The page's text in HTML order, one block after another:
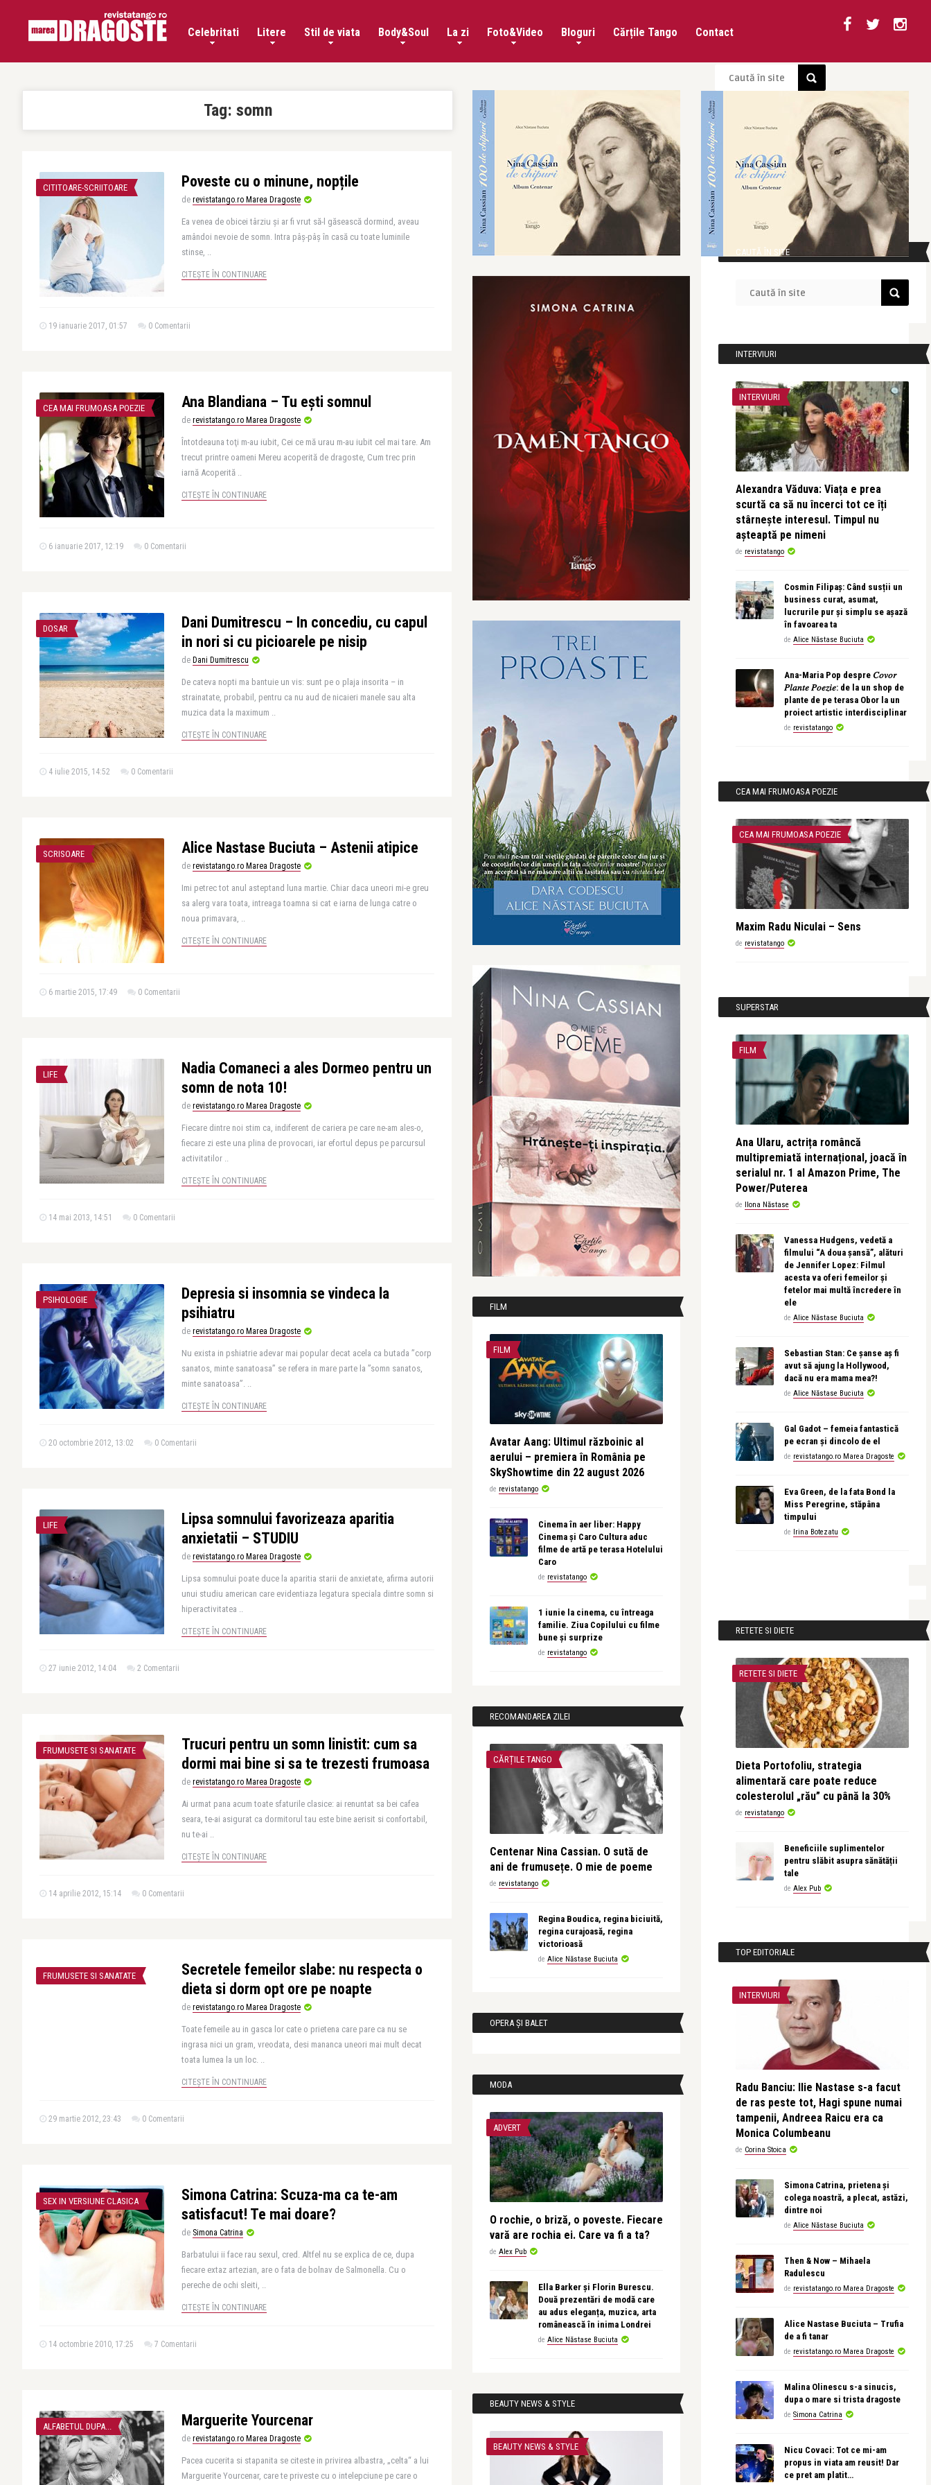
Celebritati Litere Stil de viata Body&Soul La zi Foto&Video Bloguri Cărțile Tango Contact
Tag: somn
CITITOARE-SCRIITOARE Poveste cu o minune, nopțile
de revistatango.ro Marea Dragoste
Ea venea de obicei târziu şi ar fi vrut să-l găsească dormind, aveau
amândoi nevoie de somn. Intra pâş-pâş în casă cu toate luminile
stinse, ..
CITEȘTE ÎN CONTINUARE
19 ianuarie 2017, 01:57 0 Comentarii
CEA MAI FRUMOASA POEZIE Ana Blandiana – Tu ești somnul
de revistatango.ro Marea Dragoste
Întotdeauna toţi m-au iubit, Cei ce mă urau m-au iubit cel mai tare. Am
trecut printre oameni Mereu acoperită de dragoste, Cum trec prin
iarnă Acoperită ..
CITEȘTE ÎN CONTINUARE
6 ianuarie 2017, 12:19 0 Comentarii
DOSAR
Dani Dumitrescu – In concediu, cu capul
in nori si cu picioarele pe nisip
de Dani Dumitrescu
De cateva nopti ma bantuie un vis: sunt pe o plaja insorita – in
strainatate, probabil, pentru ca nu aud de nicaieri manele sau alta
muzica data la maximum ..
CITEȘTE ÎN CONTINUARE
4 iulie 2015, 14:52 0 Comentarii
SCRISOARE Alice Nastase Buciuta – Astenii atipice
de revistatango.ro Marea Dragoste
Imi petrec tot anul asteptand luna martie. Chiar daca uneori mi-e greu
sa alerg vara toata, intreaga toamna si cat e iarna de lunga catre o
noua primavara, ..
CITEȘTE ÎN CONTINUARE
6 martie 2015, 17:49 0 Comentarii
LIFE
Nadia Comaneci a ales Dormeo pentru un
somn de nota 10!
de revistatango.ro Marea Dragoste
Fiecare dintre noi stim ca, indiferent de cariera pe care ne-am ales-o,
fiecare zi este una plina de provocari, iar efortul depus pe parcursul
activitatilor ..
CITEȘTE ÎN CONTINUARE
14 mai 2013, 14:51 0 Comentarii
PSIHOLOGIE
Depresia si insomnia se vindeca la
psihiatru
de revistatango.ro Marea Dragoste
Nu exista in pshiatrie adevar mai popular decat acela ca butada ”corp
sanatos, minte sanatoasa” se refera in mare parte la ”somn sanatos,
minte sanatoasa”. ..
CITEȘTE ÎN CONTINUARE
20 octombrie 2012, 13:02 0 Comentarii
LIFE
Lipsa somnului favorizeaza aparitia
anxietatii – STUDIU
de revistatango.ro Marea Dragoste
Lipsa somnului poate duce la aparitia starii de anxietate, afirma autorii
unui studiu american care evidentiaza legatura speciala dintre somn si
hiperactivitatea ..
CITEȘTE ÎN CONTINUARE
27 iunie 2012, 14:04 2 Comentarii
FRUMUSETE SI SANATATE
Trucuri pentru un somn linistit: cum sa
dormi mai bine si sa te trezesti frumoasa
de revistatango.ro Marea Dragoste
Ai urmat pana acum toate sfaturile clasice: ai renuntat sa bei cafea
seara, te-ai asigurat ca dormitorul tau este bine aerisit si confortabil,
nu te-ai ..
CITEȘTE ÎN CONTINUARE
14 aprilie 2012, 15:14 0 Comentarii
FRUMUSETE SI SANATATE
Secretele femeilor slabe: nu respecta o
dieta si dorm opt ore pe noapte
de revistatango.ro Marea Dragoste
Toate femeile au in gasca lor cate o prietena care pare ca nu se
ingrasa nici un gram, vreodata, desi mananca uneori mai mult decat
toata lumea la un loc. ..
CITEȘTE ÎN CONTINUARE
29 martie 2012, 23:43 0 Comentarii
SEX IN VERSIUNE CLASICA
Simona Catrina: Scuza-ma ca te-am
satisfacut! Te mai doare?
de Simona Catrina
Barbatului ii face rau sexul, cred. Altfel nu se explica de ce, dupa
fiecare extaz artezian, are o fata de bolnav de Salmonella. Cu o
pereche de ochi sleiti, ..
CITEȘTE ÎN CONTINUARE
14 octombrie 2010, 17:25 7 Comentarii
ALFABETUL DUPA... Marguerite Yourcenar
de revistatango.ro Marea Dragoste
Pacea cucerita si stapanita se citeste in privirea albastra, „celta“ a lui
Marguerite Yourcenar, care te priveste cu o intelepciune pe care o
FILM
FILM
Avatar Aang: Ultimul războinic al
aerului – premiera în România pe
SkyShowtime din 22 august 2026
de revistatango
Cinema în aer liber: Happy
Cinema și Caro Cultura aduc
filme de artă pe terasa Hotelului
Caro
de revistatango
1 iunie la cinema, cu întreaga
familie. Ziua Copilului cu filme
bune și surprize
de revistatango
RECOMANDAREA ZILEI
CĂRȚILE TANGO
Centenar Nina Cassian. O sută de
ani de frumusețe. O mie de poeme
de revistatango
Regina Boudica, regina biciuită,
regina curajoasă, regina
victorioasă
de Alice Năstase Buciuta
OPERA ȘI BALET
MODA
ADVERT
O rochie, o briză, o poveste. Fiecare
vară are rochia ei. Care va fi a ta?
de Alex Pub
Ella Barker și Florin Burescu.
Două prezentări de modă care
au adus eleganța, muzica, arta
românească în inima Londrei
de Alice Năstase Buciuta
BEAUTY NEWS & STYLE
BEAUTY NEWS & STYLE
CAUTĂ ÎN SITE
INTERVIURI
INTERVIURI
Alexandra Văduva: Viața e prea
scurtă ca să nu încerci tot ce îți
stârnește interesul. Timpul nu
așteaptă pe nimeni
de revistatango
Cosmin Filipaș: Când susții un
business curat, asumat,
lucrurile pur și simplu se așază
în favoarea ta
de Alice Năstase Buciuta
Ana-Maria Pop despre 𝐶𝑜𝑣𝑜𝑟
𝑃𝑙𝑎𝑛𝑡𝑒 𝑃𝑜𝑒𝑧𝑖𝑒: de la un shop de
plante de pe terasa Obor la un
proiect artistic interdisciplinar
de revistatango
CEA MAI FRUMOASA POEZIE
CEA MAI FRUMOASA POEZIE
Maxim Radu Niculai – Sens
de revistatango
SUPERSTAR
FILM
Ana Ularu, actrița româncă
multipremiată internațional, joacă în
serialul nr. 1 al Amazon Prime, The
Power/Puterea
de Ilona Năstase
Vanessa Hudgens, vedetă a
filmului “A doua șansă”, alături
de Jennifer Lopez: Filmul
acesta va oferi femeilor și
fetelor mai multă încredere în
ele
de Alice Năstase Buciuta
Sebastian Stan: Ce șanse aș fi
avut să ajung la Hollywood,
dacă nu era mama mea?!
de Alice Năstase Buciuta
Gal Gadot – femeia fantastică
pe ecran și dincolo de el
de revistatango.ro Marea Dragoste
Eva Green, de la fata Bond la
Miss Peregrine, stăpâna
timpului
de Irina Botezatu
RETETE SI DIETE
RETETE SI DIETE
Dieta Portofoliu, strategia
alimentară care poate reduce
colesterolul „rău” cu până la 30%
de revistatango
Beneficiile suplimentelor
pentru slăbit asupra sănătății
tale
de Alex Pub
TOP EDITORIALE
INTERVIURI
Radu Banciu: Ilie Nastase s-a facut
de ras peste tot, Hagi spune numai
tampenii, Andreea Raicu era ca
Monica Columbeanu
de Corina Stoica
Simona Catrina, prietena și
colega noastră, a plecat, astăzi,
dintre noi
de Alice Năstase Buciuta
Then & Now – Mihaela
Radulescu
de revistatango.ro Marea Dragoste
Alice Nastase Buciuta – Trufia
de a fi tanar
de revistatango.ro Marea Dragoste
Malina Olinescu s-a sinucis,
dupa o mare si trista dragoste
de Simona Catrina
Nicu Covaci: Tot ce mi-am
propus in viata am reusit! Dar
ce pret am platit…